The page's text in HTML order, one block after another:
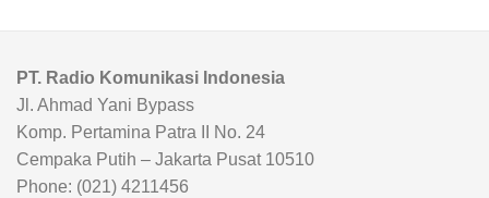
PT. Radio Komunikasi Indonesia
Jl. Ahmad Yani Bypass
Komp. Pertamina Patra II No. 24
Cempaka Putih – Jakarta Pusat 10510
Phone: (021) 4211456